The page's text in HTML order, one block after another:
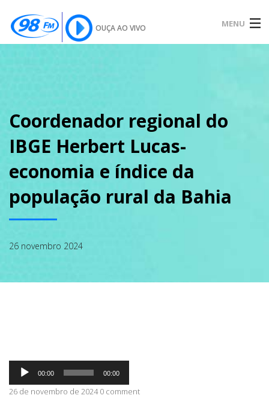
OUÇA AO VIVO MENU
SOBRE
PODCAST
GALERIA
Coordenador regional do
IBGE Herbert Lucas-
economia e índice da
população rural da Bahia
26 novembro 2024
Tocador
áudio
00:00 00:00
26 de novembro de 2024 0 comment